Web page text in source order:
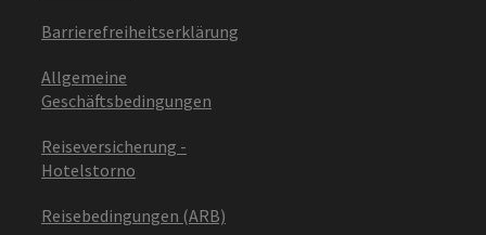
Barrierefreiheitserklärung
Allgemeine
Geschäftsbedingungen
Reiseversicherung -
Hotelstorno
Reisebedingungen (ARB)